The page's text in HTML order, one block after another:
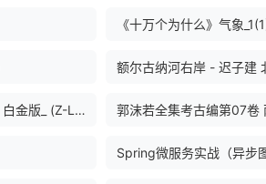
《十万个为什么》气象
额尔古纳河右岸 - 迟子建
零基础 西班牙语入门王 走遍现代西班牙语国家 白金版_ (Z-Library).pdf 郭沫若全集考古编第07
Spring微服务实战（异步